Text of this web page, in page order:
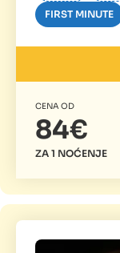
FIRST MINUTE
CENA OD
84€
ZA 1 NOĆENJE